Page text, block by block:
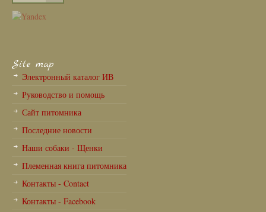
Site map
Электронный каталог ИВ
Руководство и помощь
Сайт питомника
Последние новости
Наши собаки - Щенки
Племенная книга питомника
Контакты - Contact
Контакты - Facebook